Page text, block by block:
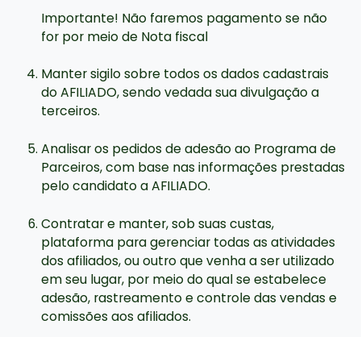
Importante! Não faremos pagamento se não
for por meio de Nota fiscal
Manter sigilo sobre todos os dados cadastrais
do AFILIADO, sendo vedada sua divulgação a
terceiros.
Analisar os pedidos de adesão ao Programa de
Parceiros, com base nas informações prestadas
pelo candidato a AFILIADO.
Contratar e manter, sob suas custas,
plataforma para gerenciar todas as atividades
dos afiliados, ou outro que venha a ser utilizado
em seu lugar, por meio do qual se estabelece
adesão, rastreamento e controle das vendas e
comissões aos afiliados.